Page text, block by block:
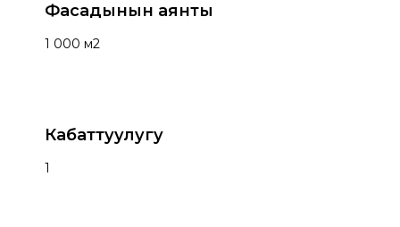
Фасадынын аянты
1 000 м2
Кабаттуулугу
1